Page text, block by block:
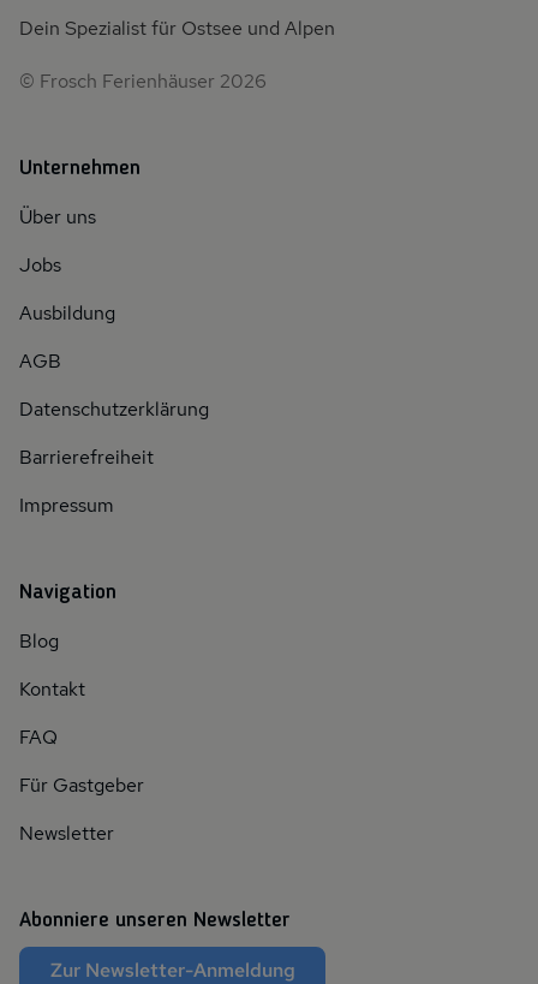
Dein Spezialist für Ostsee und Alpen
© Frosch Ferienhäuser 2026
Unternehmen
Über uns
Jobs
Ausbildung
AGB
Datenschutzerklärung
Barrierefreiheit
Impressum
Navigation
Blog
Kontakt
FAQ
Für Gastgeber
Newsletter
Abonniere unseren Newsletter
Zur Newsletter-Anmeldung